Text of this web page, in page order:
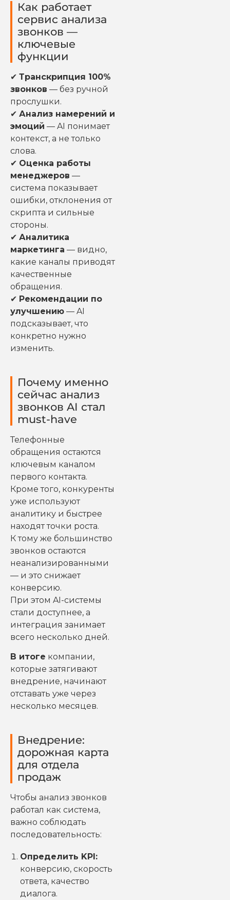
Как работает
сервис анализа
звонков —
ключевые
функции
✔ Транскрипция 100%
звонков — без ручной
прослушки.
✔ Анализ намерений и
эмоций — AI понимает
контекст, а не только
слова.
✔ Оценка работы
менеджеров —
система показывает
ошибки, отклонения от
скрипта и сильные
стороны.
✔ Аналитика
маркетинга — видно,
какие каналы приводят
качественные
обращения.
✔ Рекомендации по
улучшению — AI
подсказывает, что
конкретно нужно
изменить.
Почему именно
сейчас анализ
звонков AI стал
must-have
Телефонные
обращения остаются
ключевым каналом
первого контакта.
Кроме того, конкуренты
уже используют
аналитику и быстрее
находят точки роста.
К тому же большинство
звонков остаются
неанализированными
— и это снижает
конверсию.
При этом AI-системы
стали доступнее, а
интеграция занимает
всего несколько дней.
В итоге компании,
которые затягивают
внедрение, начинают
отставать уже через
несколько месяцев.
Внедрение:
дорожная карта
для отдела
продаж
Чтобы анализ звонков
работал как система,
важно соблюдать
последовательность:
Определить KPI:
конверсию, скорость
ответа, качество
диалога.